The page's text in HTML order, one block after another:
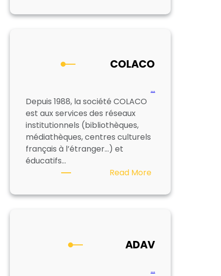
MAIL
COLACO
…
Depuis 1988, la société COLACO
est aux services des réseaux
institutionnels (bibliothèques,
médiathèques, centres culturels
français à l’étranger…) et
éducatifs…
Read More:
ADAV
…